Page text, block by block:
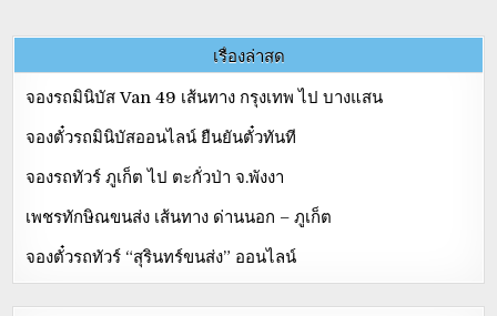
เรื่องล่าสุด
จองรถมินิบัส Van 49 เส้นทาง กรุงเทพ ไป บางแสน
จองตั๋วรถมินิบัสออนไลน์ ยืนยันตั๋วทันที
จองรถทัวร์ ภูเก็ต ไป ตะกั่วป่า จ.พังงา
เพชรทักษิณขนส่ง เส้นทาง ด่านนอก – ภูเก็ต
จองตั๋วรถทัวร์ “สุรินทร์ขนส่ง” ออนไลน์